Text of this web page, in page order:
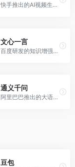
快手推出的AI视频生成平台，支持文生视频和图生视频，可生成长达2分钟的高质量视频内容。面向短视频创作者和营销人员，操作简便，生成效果逼真，适合商业推广和创意表达。
文心一言
百度研发的知识增强大语言模型，深度融合百度知识图谱和搜索能力。面向中文用户，提供知识问答、文本创作、逻辑推理等服务，中文语境理解准确，知识覆盖面广。
通义千问
阿里巴巴推出的大语言模型平台，提供对话问答、文档处理、图像理解、代码编写等全方位AI服务。面向企业用户和个人开发者，集成阿里云生态，支持多模态交互，企业级安全保障。
豆包